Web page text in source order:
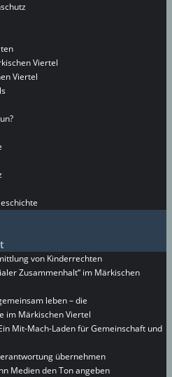
Viertel
Viertel
von Kinderrechten
Zusammenhalt“ im Märkischen
leben – die
im Märkischen Viertel
Mit-Mach-Laden für Gemeinschaft und
übernehmen
Medien den Ton angeben